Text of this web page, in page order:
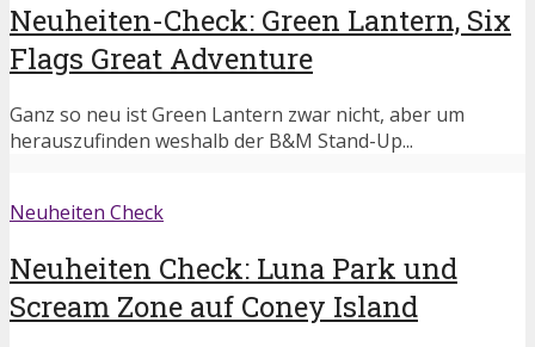
Neuheiten-Check: Green Lantern, Six
Flags Great Adventure
Ganz so neu ist Green Lantern zwar nicht, aber um
herauszufinden weshalb der B&M Stand-Up...
Neuheiten Check
Neuheiten Check: Luna Park und
Scream Zone auf Coney Island